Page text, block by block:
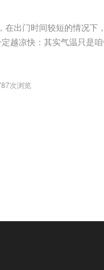
在出门时间较短的情况
越凉快：其实气温只是
次浏览